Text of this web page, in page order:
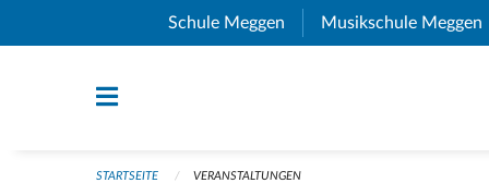
Navigation überspringen
Schule Meggen (External Link)
Musikschule Meggen
STARTSEITE VERANSTALTUNGEN